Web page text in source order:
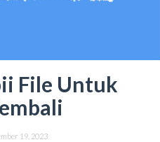
File Untuk
19, 2023